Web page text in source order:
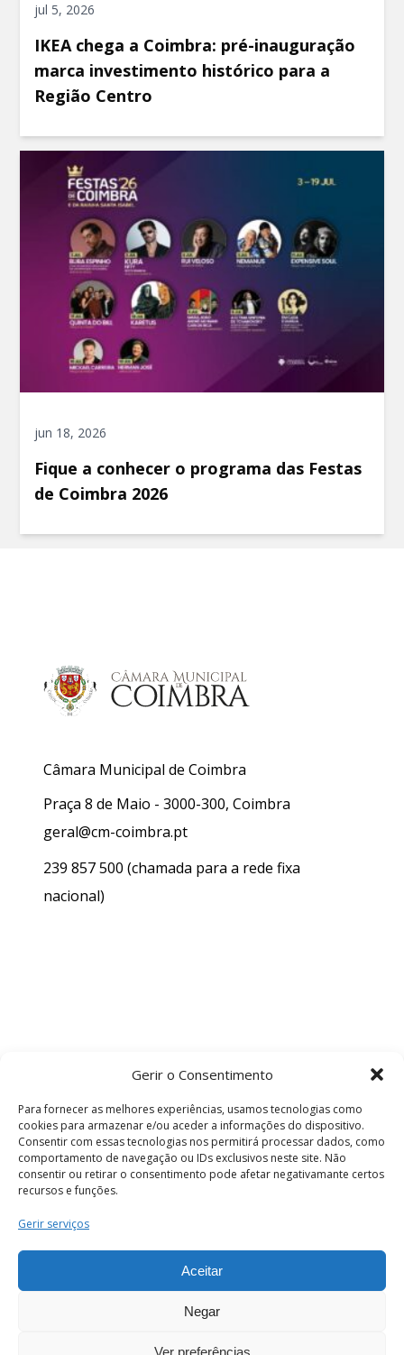
Gerir o Consentimento
Para fornecer as melhores experiências, usamos tecnologias como
cookies para armazenar e/ou aceder a informações do dispositivo.
Consentir com essas tecnologias nos permitirá processar dados, como
comportamento de navegação ou IDs exclusivos neste site. Não
consentir ou retirar o consentimento pode afetar negativamante certos
recursos e funções.
Gerir serviços
Aceitar
Negar
Ver preferências
jul 5, 2026
IKEA chega a Coimbra: pré-inauguração
marca investimento histórico para a
Região Centro
jun 18, 2026
Fique a conhecer o programa das Festas
de Coimbra 2026
Câmara Municipal de Coimbra
Praça 8 de Maio - 3000-300, Coimbra
geral@cm-coimbra.pt
239 857 500 (chamada para a rede fixa
nacional)
Termos e Condições
os direitos reservados.